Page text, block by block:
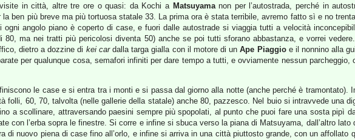
in città, altre tre ore o quasi: da Kochi a Matsuyamanon per l’autostrada, perché in
ben più breve ma più tortuosa statale 33. La prima ora è stata terribile, avremo fatto sì e no
ogni angolo piano è coperto di case, e fuori dalle autostrade si viaggia tutti a velocità
80, ma nei tratti più pericolosi diventa 50) anche se poi tutti sforano abbastanza, e vorrei
dietro a dozzine di kei cardalla targa gialla con il motore di unApe Piaggioe il nonnino alla
per qualunque cosa, semafori infiniti per dare tempo a tutti, e ovviamente nessun parcheggio,
le case e si entra tra i monti e si passa dal giorno alla notte (anche perché è tramontato).
folli, 60, 70, talvolta (nelle gallerie della statale) anche 80, pazzesco. Nel buio si intravvede una
a scollinare, attraversando paesini sempre più spopolati, al punto che puoi fare una sosta pipì
con l’erba sopra le finestre. Si corre e infine si sbuca verso la piana di Matsuyama, dall’altro lato
di nuovo piena di case fino all’orlo, e infine si arriva in una città piuttosto grande, con un affollato